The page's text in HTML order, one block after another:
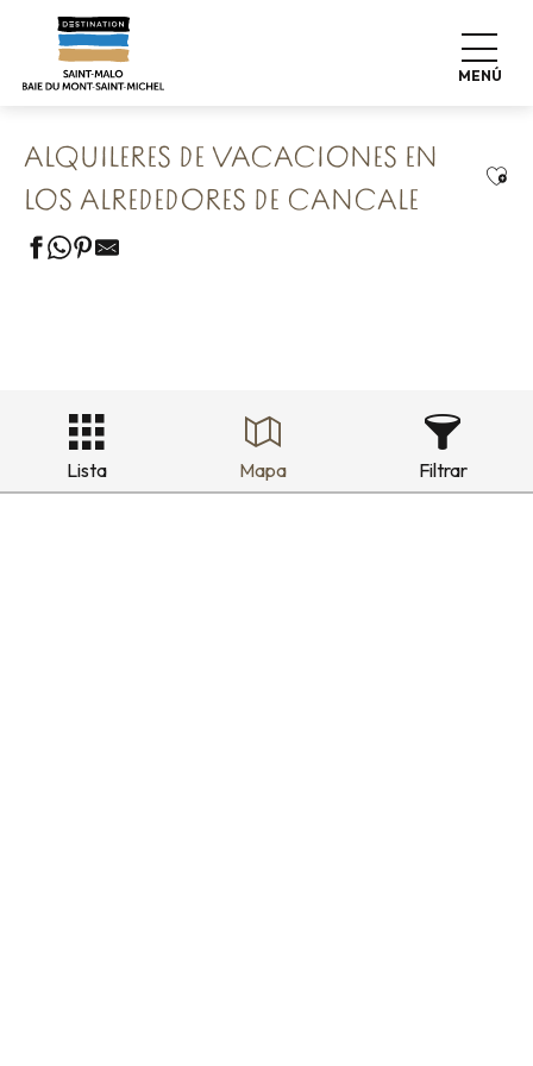
contenu
MENÚ
Home
Nuestros 8 tesoros preservados
Cancale & Les Perles de la Côte
Alquileres de vacaciones en los alrededores de Cancale
ALQUILERES DE VACACIONES EN
LOS ALREDEDORES DE CANCALE
Lista Mapa Filtrar